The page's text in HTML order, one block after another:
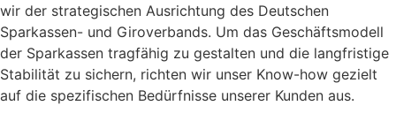
wir der strategischen Ausrichtung des Deutschen
Sparkassen- und Giroverbands. Um das Geschäftsmodell
der Sparkassen tragfähig zu gestalten und die langfristige
Stabilität zu sichern, richten wir unser Know-how gezielt
auf die spezifischen Bedürfnisse unserer Kunden aus.